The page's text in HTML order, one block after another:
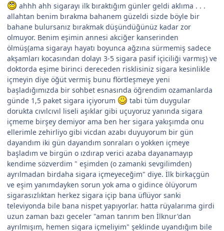
ahhh ahh sigarayı ilk bıraktığım günler geldi aklıma . . .
allahtan benim bırakma bahanem güzeldi sizde böyle bir
bahane bulursanız bırakmak düşündüğünüz kadar zor
olmuyor. Benim eşimin annesi akciğer kanserinden
ölmüş(ama sigarayı hayatı boyunca ağzına sürmemiş sadece
akşamları kocasından dolayı 3-5 sigara pasif içiciliği varmış) ve
doktorda eşime birinci dereceden risklisiniz sigara kesinlikle
içmeyin diye öğüt vermiş bunu flörtleşmeye yeni
başladığımızda bir sohbet esnasında öğrendim ozamanlarda
günde 1,5 paket sigara içiyorum
tabi tüm duygular
dorukta cıvılcıvıl liseli aşıklar gibi uçuyoruz yanında sigara
içmeme birşey demiyor ama ben her sigara yakışımda onu
ellerimle zehirliyo gibi vicdan azabı duyuyorum bir gün
dayandım iki gün dayandım sonraları o yokken içmeye
başladım ve birgün o ızdırap verici azaba dayanamayıp
kendime sözverdim " eşimden (o zamanki sevgilimden)
ayrılmadan birdaha sigara içmeyeceğim" diye. İlk birkaçgün
ve eşim yanımdayken sorun yok ama o gidince ölüyorum
sigarasızlıktan herkez sigara içip bana üflüyor sanki
televiyonda bile bana nispet yapıyorlar. hatta rüyalarıma girdi
uzun zaman bazı geceler "aman tanrım ben İlknur'dan
ayrılmışım, hemen sigara içmeliyim" şeklinde uyandığım bile